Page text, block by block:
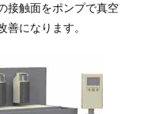
接触面をポンプで真空
になります。